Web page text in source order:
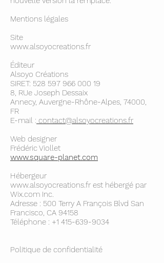
Mentions légales
Site
www.alsoyocreations.fr
Éditeur
Alsoyo Créations
SIRET: 528 597 966 000 19
8, RUe Joseph Dessaix
Annecy, Auvergne-Rhône-Alpes, 74000,
FR
E-mail : contact@alsoyocreations.fr
Web designer
Frédéric Viollet
www.square-planet.com
Hébergeur
www.alsoyocreations.fr est hébergé par
Wix.com Inc.
Adresse : 500 Terry A François Blvd San
Francisco, CA 94158
Téléphone : +1 415-639-9034
Politique de confidentialité